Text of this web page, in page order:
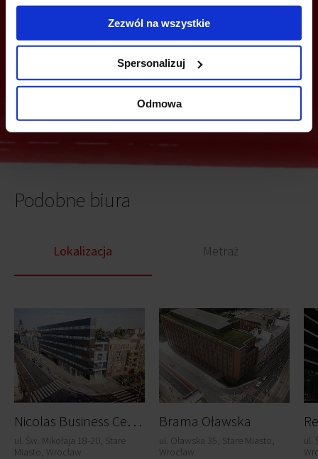
Zezwól na wszystkie
Spersonalizuj
Odmowa
Wyślij
Podobne biura
Lokalizacja Metraż
N
icolas Business Center
ul. Św. Mikołaja 18-20, Stare
Miasto, Wrocław
Brama Oławska
ul. Oławska 35, Stare Miasto,
Wrocław
ul.